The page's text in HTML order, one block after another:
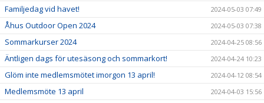
Familjedag vid havet! 2024-05-03 07:49
Åhus Outdoor Open 2024 2024-05-03 07:38
Sommarkurser 2024 2024-04-25 08:56
Äntligen dags för utesäsong och sommarkort! 2024-04-24 10:23
Glöm inte medlemsmötet imorgon 13 april! 2024-04-12 08:54
Medlemsmöte 13 april 2024-04-03 15:56